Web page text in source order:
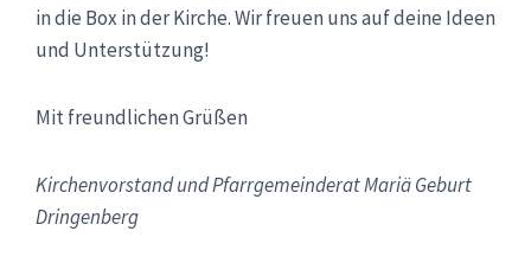
in die Box in der Kirche. Wir freuen uns auf deine Ideen
und Unterstützung!
Mit freundlichen Grüßen
Kirchenvorstand und Pfarrgemeinderat Mariä Geburt
Dringenberg